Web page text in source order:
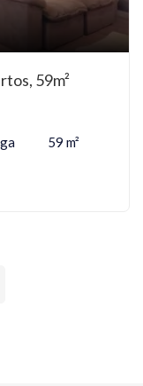
59m²
59 m²